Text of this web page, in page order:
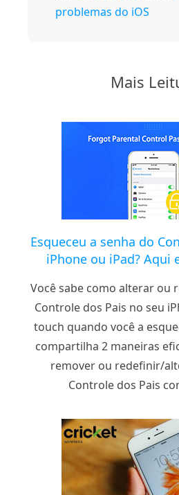
problemas do iOS
Mais
Esqueceu a senha do
iPhone ou iPad? Aqui
Você sabe como alterar ou
Controle dos Pais no seu
touch quando você a
compartilha 2 maneiras
remover ou redefinir/
Controle dos Pais